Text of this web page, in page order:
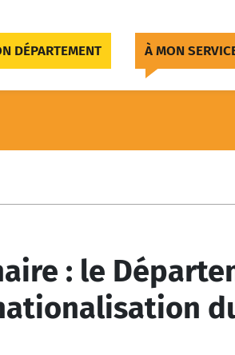
DÉPARTEMENT À MON
: le